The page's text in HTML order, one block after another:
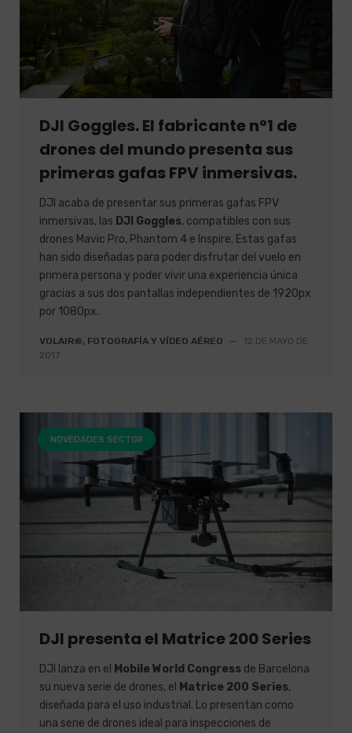
DJI Goggles. El fabricante nº1 de
drones del mundo presenta sus
primeras gafas FPV inmersivas.
DJI acaba de presentar sus primeras gafas FPV
inmersivas, las DJI Goggles, compatibles con sus
drones Mavic Pro, Phantom 4 e Inspire. Estas gafas
han sido diseñadas para poder disfrutar del vuelo en
primera persona y poder vivir una experiencia única
gracias a sus dos pantallas independientes de 1920px
por 1080px.
VOLAIR®, FOTOGRAFÍA Y VÍDEO AÉREO —
12 DE MAYO DE
2017
NOVEDADES SECTOR
DJI presenta el Matrice 200 Series
DJI lanza en el Mobile World Congress de Barcelona
su nueva serie de drones, el Matrice 200 Series,
diseñada para el uso industrial. Lo presentan como
una serie de drones ideal para inspecciones de